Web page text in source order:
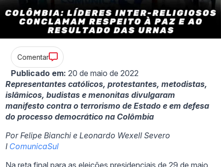
Comentar
Publicado em: 20 de maio de 2022
Representantes católicos, protestantes, metodistas,
islâmicos, budistas e menonitas divulgaram
manifesto contra o terrorismo de Estado e em defesa
do processo democrático na Colômbia
Por Felipe Bianchi e Leonardo Wexell Severo
I ComunicaSul
Na reta final para as eleições presidenciais de 29 de maio,